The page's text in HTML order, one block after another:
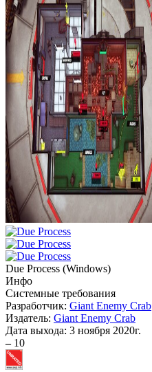
Due Process (Windows)
Инфо
Системные требования
Разработчик: Giant Enemy Crab
Издатель: Giant Enemy Crab
Дата выхода: 3 ноября 2020г.
– 10